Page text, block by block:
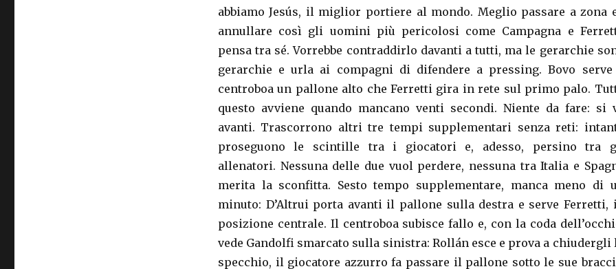
abbiamo Jesús, il miglior portiere al mondo. Meglio passare a zona
annullare così gli uomini più pericolosi come Campagna e
pensa tra sé. Vorrebbe contraddirlo davanti a tutti, ma le gerarchie
gerarchie e urla ai compagni di difendere a pressing. Bovo serve
centroboa un pallone alto che Ferretti gira in rete sul primo palo.
questo avviene quando mancano venti secondi. Niente da fare: si
avanti. Trascorrono altri tre tempi supplementari senza reti:
proseguono le scintille tra i giocatori e, adesso, persino tra
allenatori. Nessuna delle due vuol perdere, nessuna tra Italia e
merita la sconfitta. Sesto tempo supplementare, manca meno di
minuto: D’Altrui porta avanti il pallone sulla destra e serve Ferretti,
posizione centrale. Il centroboa subisce fallo e, con la coda
vede Gandolfi smarcato sulla sinistra: Rollán esce e prova a chiudergli
specchio, il giocatore azzurro fa passare il pallone sotto le sue